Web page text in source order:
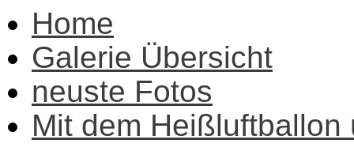
Home
Galerie Übersicht
neuste Fotos
Mit dem Heißluftballon